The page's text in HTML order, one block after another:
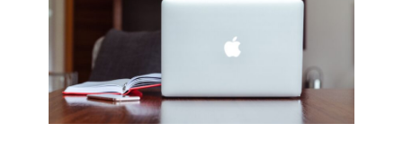
ПОМОГАЮТ
СОЗДАВАТЬ
БЕЗ
СЛОЖНОГО
КОДА